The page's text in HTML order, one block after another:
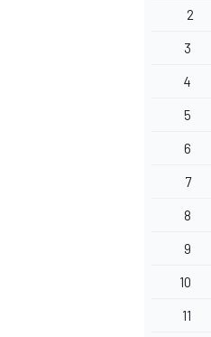
2
3
4
5
6
7
8
9
10
11